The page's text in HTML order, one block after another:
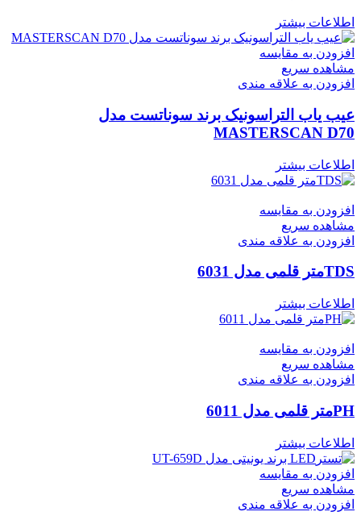
اطلاعات بیشتر
افزودن به مقایسه
مشاهده سریع
افزودن به علاقه مندی
عیب یاب التراسونیک برند سوناتست مدل
MASTERSCAN D70
اطلاعات بیشتر
افزودن به مقایسه
مشاهده سریع
افزودن به علاقه مندی
TDSمتر قلمی مدل 6031
اطلاعات بیشتر
افزودن به مقایسه
مشاهده سریع
افزودن به علاقه مندی
PHمتر قلمی مدل 6011
اطلاعات بیشتر
افزودن به مقایسه
مشاهده سریع
افزودن به علاقه مندی